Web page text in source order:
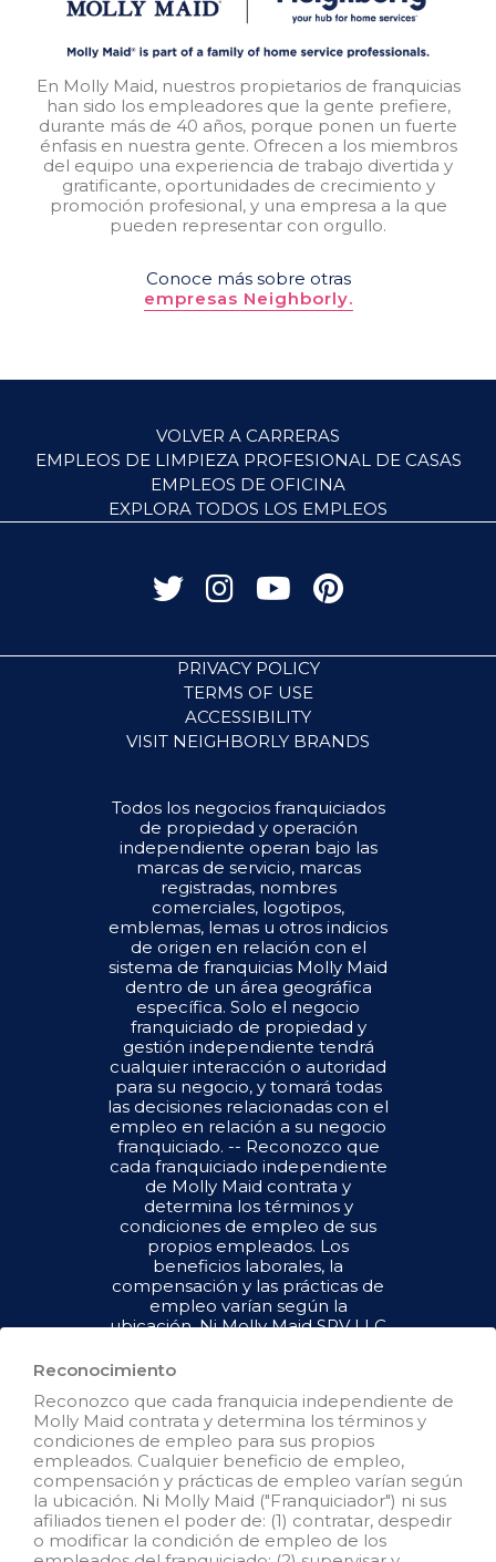
En Molly Maid, nuestros propietarios de franquicias
han sido los empleadores que la gente prefiere,
durante más de 40 años, porque ponen un fuerte
énfasis en nuestra gente. Ofrecen a los miembros
del equipo una experiencia de trabajo divertida y
gratificante, oportunidades de crecimiento y
promoción profesional, y una empresa a la que
pueden representar con orgullo.
Conoce más sobre otras
empresas Neighborly.
VOLVER A CARRERAS
EMPLEOS DE LIMPIEZA PROFESIONAL DE CASAS
EMPLEOS DE OFICINA
EXPLORA TODOS LOS EMPLEOS
PRIVACY POLICY
TERMS OF USE
ACCESSIBILITY
VISIT NEIGHBORLY BRANDS
Todos los negocios franquiciados
de propiedad y operación
independiente operan bajo las
marcas de servicio, marcas
registradas, nombres
comerciales, logotipos,
emblemas, lemas u otros indicios
de origen en relación con el
sistema de franquicias Molly Maid
dentro de un área geográfica
específica. Solo el negocio
franquiciado de propiedad y
gestión independiente tendrá
cualquier interacción o autoridad
para su negocio, y tomará todas
las decisiones relacionadas con el
empleo en relación a su negocio
franquiciado. -- Reconozco que
cada franquiciado independiente
de Molly Maid contrata y
determina los términos y
condiciones de empleo de sus
propios empleados. Los
beneficios laborales, la
compensación y las prácticas de
empleo varían según la
ubicación. Ni Molly Maid SPV LLC
tienen el poder de : (1) contratar,
de empleo de los empleados del
franquiciado; (2) supervisar y
controlar el horario de trabajo de
los empleados del franquiciado o
las condiciones de empleo; (3)
determinar la tasa y el método de
pago; o (4) aceptar, revisar o
mantener los registros de
Reconocimiento
Reconozco que cada franquicia independiente de
Molly Maid contrata y determina los términos y
condiciones de empleo para sus propios
empleados. Cualquier beneficio de empleo,
compensación y prácticas de empleo varían según
la ubicación. Ni Molly Maid ("Franquiciador") ni sus
afiliados tienen el poder de: (1) contratar, despedir
o modificar la condición de empleo de los